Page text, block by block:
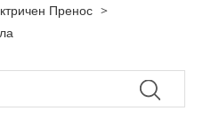
Пренос >